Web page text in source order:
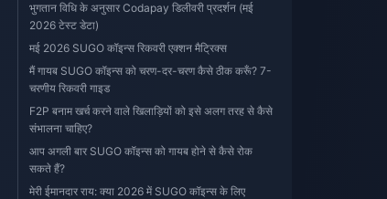
भुगतान विधि के अनुसार Codapay डिलीवरी प्रदर्शन (मई
2026 टेस्ट डेटा)
मई 2026 SUGO कॉइन्स रिकवरी एक्शन मैट्रिक्स
मैं गायब SUGO कॉइन्स को चरण-दर-चरण कैसे ठीक करूँ? 7-
चरणीय रिकवरी गाइड
F2P बनाम खर्च करने वाले खिलाड़ियों को इसे अलग तरह से कैसे
संभालना चाहिए?
आप अगली बार SUGO कॉइन्स को गायब होने से कैसे रोक
सकते हैं?
मेरी ईमानदार राय: क्या 2026 में SUGO कॉइन्स के लिए